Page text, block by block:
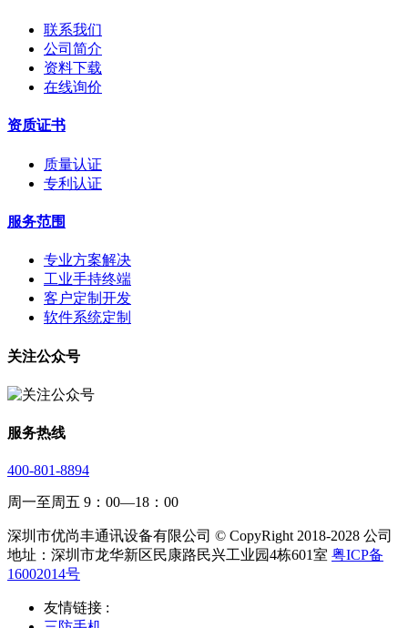
联系我们
公司简介
资料下载
在线询价
资质证书
质量认证
专利认证
服务范围
专业方案解决
工业手持终端
客户定制开发
软件系统定制
关注公众号
服务热线
400-801-8894
周一至周五 9：00—18：00
深圳市优尚丰通讯设备有限公司 © CopyRight 2018-2028 公司
地址：深圳市龙华新区民康路民兴工业园4栋601室 粤ICP备
16002014号
友情链接 :